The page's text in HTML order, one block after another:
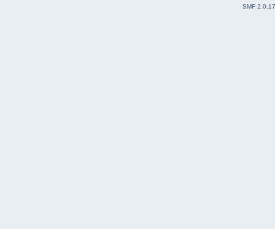
SMF 2.0.17